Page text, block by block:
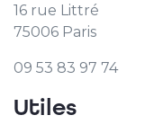
16 rue Littré
75006 Paris
09 53 83 97 74
Utiles